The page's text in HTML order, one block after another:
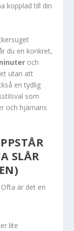
kopplad till din
du en konkret,
och
utan att
en tydlig
som
och hjärnans
SLÅR
är det en
lite